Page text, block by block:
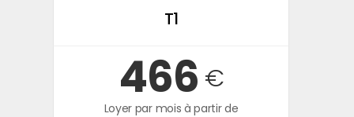
T1
466 €
Loyer par mois à partir de